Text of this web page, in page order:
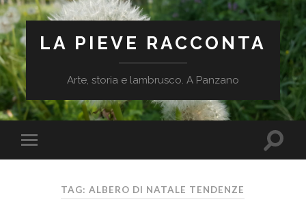
LA PIEVE RACCONTA
Arte, storia e lambrusco. A Panzano
TAG: ALBERO DI NATALE TENDENZE